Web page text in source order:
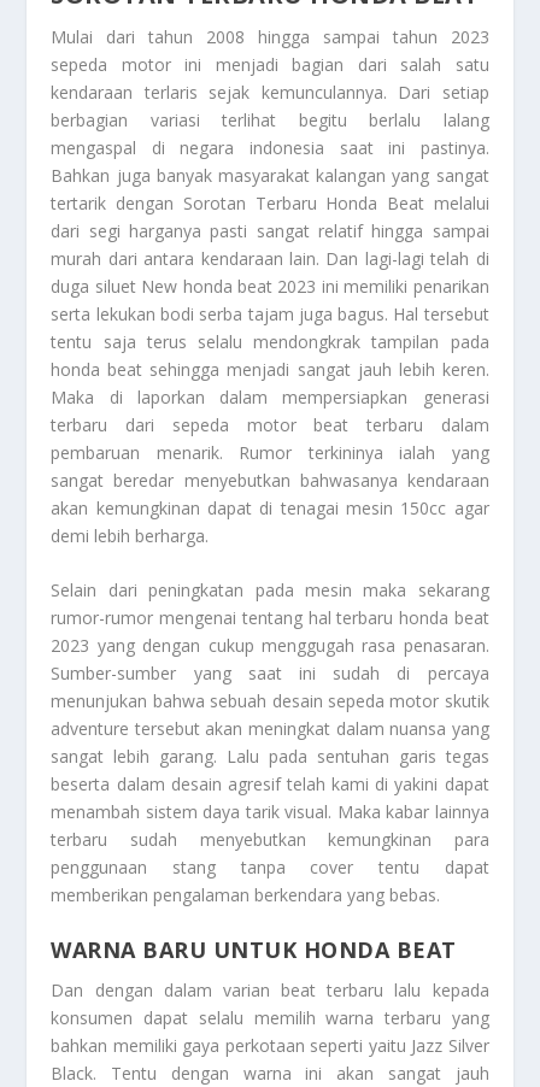
Mulai dari tahun 2008 hingga sampai tahun 2023
sepeda motor ini menjadi bagian dari salah satu
kendaraan terlaris sejak kemunculannya. Dari setiap
berbagian variasi terlihat begitu berlalu lalang
mengaspal di negara indonesia saat ini pastinya.
Bahkan juga banyak masyarakat kalangan yang sangat
tertarik dengan Sorotan Terbaru Honda Beatmelalui
dari segi harganya pasti sangat relatif hingga sampai
murah dari antara kendaraan lain. Dan lagi-lagi telah di
duga siluet New honda beat 2023 ini memiliki penarikan
serta lekukan bodi serba tajam juga bagus. Hal tersebut
tentu saja terus selalu mendongkrak tampilan pada
honda beat sehingga menjadi sangat jauh lebih keren.
Maka di laporkan dalam mempersiapkan generasi
terbaru dari sepeda motor beat terbaru dalam
pembaruan menarik. Rumor terkininya ialah yang
sangat beredar menyebutkan bahwasanya kendaraan
akan kemungkinan dapat di tenagai mesin 150cc agar
demi lebih berharga.
Selain dari peningkatan pada mesin maka sekarang
rumor-rumor mengenai tentang hal terbaru honda beat
2023 yang dengan cukup menggugah rasa penasaran.
Sumber-sumber yang saat ini sudah di percaya
menunjukan bahwa sebuah desain sepeda motor skutik
adventure tersebut akan meningkat dalam nuansa yang
sangat lebih garang. Lalu pada sentuhan garis tegas
beserta dalam desain agresif telah kami di yakini dapat
menambah sistem daya tarik visual. Maka kabar lainnya
terbaru sudah menyebutkan kemungkinan para
penggunaan stang tanpa cover tentu dapat
memberikan pengalaman berkendara yang bebas.
WARNA BARU UNTUK HONDA BEAT
Dan dengan dalam varian beat terbaru lalu kepada
konsumen dapat selalu memilih warna terbaru yang
bahkan memiliki gaya perkotaan seperti yaitu Jazz Silver
Black. Tentu dengan warna ini akan sangat jauh